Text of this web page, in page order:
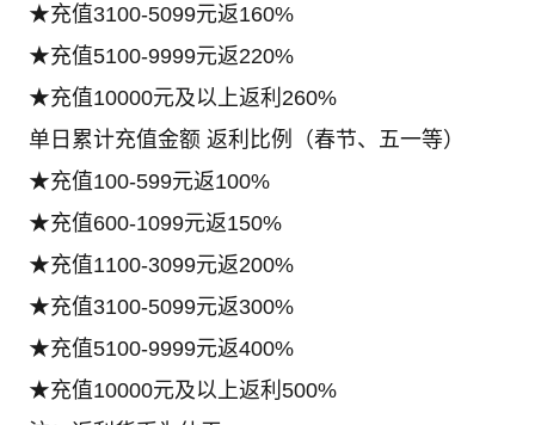
★充值3100-5099元返160%
★充值5100-9999元返220%
★充值10000元及以上返利260%
单日累计充值金额 返利比例（春节、五一等）
★充值100-599元返100%
★充值600-1099元返150%
★充值1100-3099元返200%
★充值3100-5099元返300%
★充值5100-9999元返400%
★充值10000元及以上返利500%